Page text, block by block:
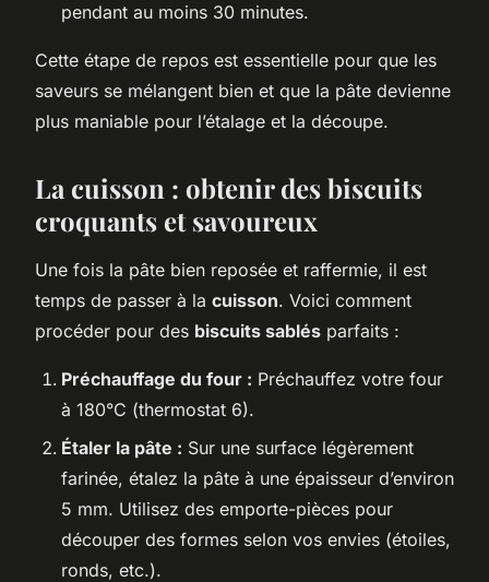
pendant au moins 30 minutes.
Cette étape de repos est essentielle pour que les
saveurs se mélangent bien et que la pâte devienne
plus maniable pour l’étalage et la découpe.
La cuisson : obtenir des biscuits
croquants et savoureux
Une fois la pâte bien reposée et raffermie, il est
temps de passer à la cuisson. Voici comment
procéder pour des biscuits sablés parfaits :
Préchauffage du four : Préchauffez votre four
à 180°C (thermostat 6).
Étaler la pâte : Sur une surface légèrement
farinée, étalez la pâte à une épaisseur d’environ
5 mm. Utilisez des emporte-pièces pour
découper des formes selon vos envies (étoiles,
ronds, etc.).